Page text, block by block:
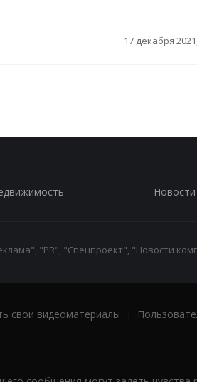
17 декабря
Новости
"PR", "Спецпроект", "Новости
свои видеоматериалы |